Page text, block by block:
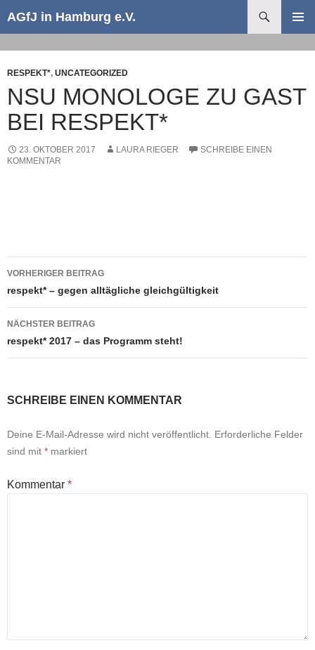
AGfJ in Hamburg e.V.
MENÜ
RESPEKT*, UNCATEGORIZED
NSU MONOLOGE ZU GAST
BEI RESPEKT*
23. OKTOBER 2017 LAURA RIEGER
SCHREIBE EINEN
KOMMENTAR
Beitragsnavigation
VORHERIGER BEITRAG
respekt* – gegen alltägliche gleichgültigkeit
NÄCHSTER BEITRAG
respekt* 2017 – das Programm steht!
SCHREIBE EINEN KOMMENTAR
Deine E-Mail-Adresse wird nicht veröffentlicht. Erforderliche Felder
sind mit * markiert
Kommentar *